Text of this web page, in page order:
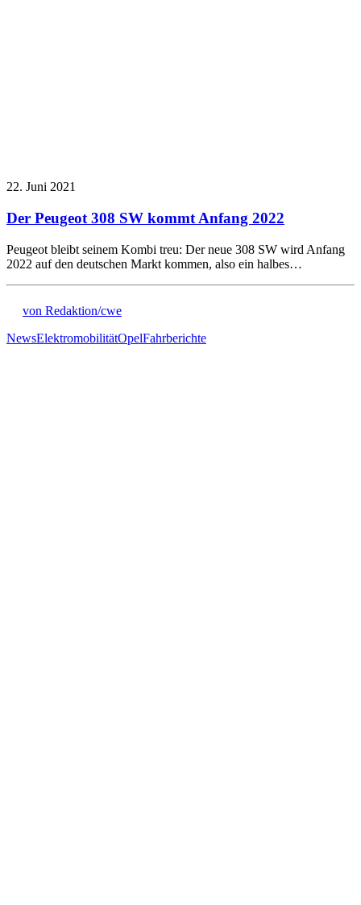
22. Juni 2021
Der Peugeot 308 SW kommt Anfang 2022
Peugeot bleibt seinem Kombi treu: Der neue 308 SW wird Anfang
2022 auf den deutschen Markt kommen, also ein halbes…
von Redaktion/cwe
NewsElektromobilitätOpelFahrberichte